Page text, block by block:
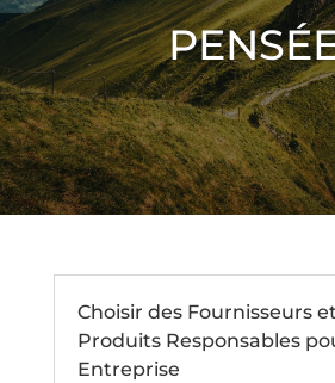
Choisir des Fournisseurs
Produits Responsables
Entreprise